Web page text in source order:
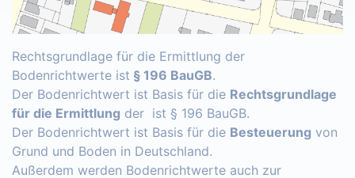
Rechtsgrundlage für die Ermittlung der
Bodenrichtwerte ist § 196 BauGB.
Der Bodenrichtwert ist Basis für die Rechtsgrundlage
für die Ermittlung der ist § 196 BauGB.
Der Bodenrichtwert ist Basis für die Besteuerung von
Grund und Boden in Deutschland.
Außerdem werden Bodenrichtwerte auch zur